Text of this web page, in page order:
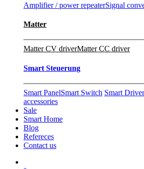
Amplifier / power repeaterSignal
Matter
Matter CV driverMatter CC driver
Smart Steuerung
Smart PanelSmart Switch Smart Driver
accessories
Sale
Smart Home
Blog
Refereces
Contact us